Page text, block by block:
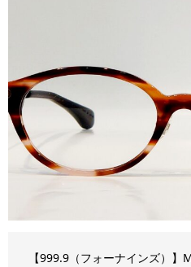
【999.9（フォーナインズ）】